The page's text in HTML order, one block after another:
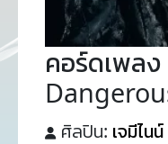
คอร์ดเพลง
ศิลปิน: เจมีไน